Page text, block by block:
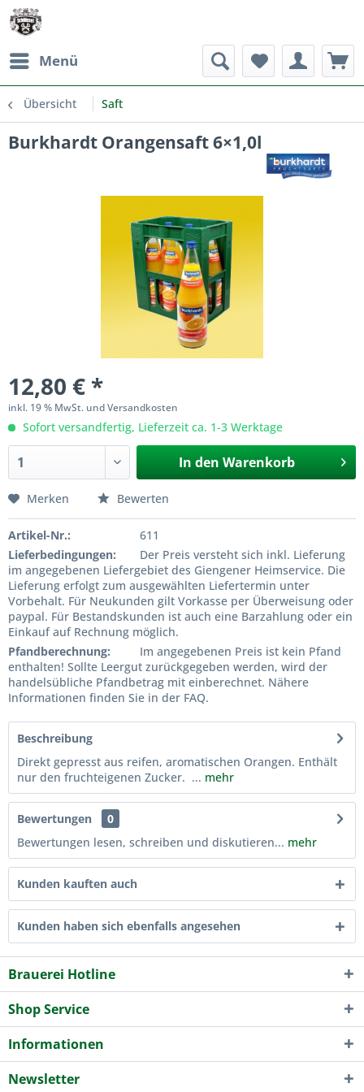
Menü
Übersicht Saft
Burkhardt Orangensaft 6×1,0l
12,80 € *
inkl. 19 % MwSt. und Versandkosten
Sofort versandfertig, Lieferzeit ca. 1-3 Werktage
In den Warenkorb
Merken Bewerten
Artikel-Nr.:
611
Lieferbedingungen:
Der Preis versteht sich inkl. Lieferung
im angegebenen Liefergebiet des Giengener Heimservice. Die
Lieferung erfolgt zum ausgewählten Liefertermin unter
Vorbehalt. Für Neukunden gilt Vorkasse per Überweisung oder
paypal. Für Bestandskunden ist auch eine Barzahlung oder ein
Einkauf auf Rechnung möglich.
Pfandberechnung:
Im angegebenen Preis ist kein Pfand
enthalten! Sollte Leergut zurückgegeben werden, wird der
handelsübliche Pfandbetrag mit einberechnet. Nähere
Informationen finden Sie in der FAQ.
Beschreibung
Direkt gepresst aus reifen, aromatischen Orangen. Enthält
nur den fruchteigenen Zucker. ... mehr
Bewertungen
0
Bewertungen lesen, schreiben und diskutieren... mehr
Kunden kauften auch
Kunden haben sich ebenfalls angesehen
Brauerei Hotline
Shop Service
Informationen
Newsletter